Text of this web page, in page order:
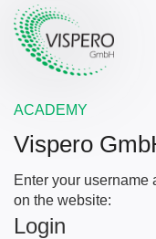
ACADEMY
Vispero
Enter your username
on the website:
Login